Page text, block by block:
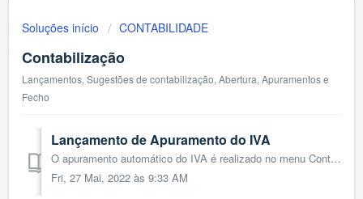
Soluções início CONTABILIDADE
Contabilização
Lançamentos, Sugestões de contabilização, Abertura, Apuramentos e
Fecho
Lançamento de Apuramento do IVA
O apuramento automático do IVA é realizado no menu Contabilidade > Contabilização > Apuramento e Fecho. Aqui, terá de clicar no botão Ap. IVA,...
Fri, 27 Mai, 2022 às 9:33 AM